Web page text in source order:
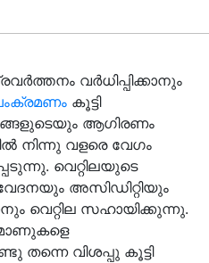
വർധിപ്പിക്കാനും
കൂട്ടി
ആഗിരണം
നിന്നു വളരെ വേഗം
വെറ്റിലയുടെ
അസിഡിറ്റിയും
വെറ്റില സഹായിക്കുന്നു.
തന്നെ വിശപ്പു കൂട്ടി